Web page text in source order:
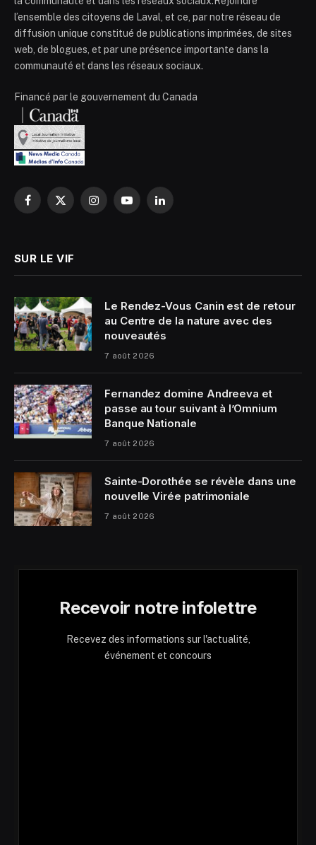
l’ensemble des citoyens de Laval, et ce, par notre réseau de
diffusion unique constitué de publications imprimées, de sites
web, de blogues, et par une présence importante dans la
communauté et dans les réseaux sociaux.
Financé par le gouvernement du Canada
Facebook
X
InstagramYouTubeLinkedIn
SUR LE VIF
Le Rendez-Vous Canin est de retour
au Centre de la nature avec des
nouveautés
7 août 2026
Fernandez domine Andreeva et
passe au tour suivant à l’Omnium
Banque Nationale
7 août 2026
Sainte-Dorothée se révèle dans une
nouvelle Virée patrimoniale
7 août 2026
Recevoir notre infolettre
Recevez des informations sur l'actualité,
événement et concours